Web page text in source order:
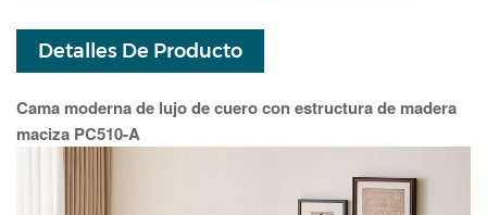
Detalles De Producto
Cama moderna de lujo de cuero con estructura de madera
maciza PC510-A